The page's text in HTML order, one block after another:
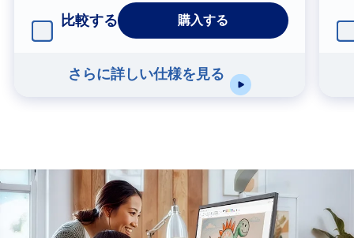
比較する 購入する
さらに詳しい仕様を見る